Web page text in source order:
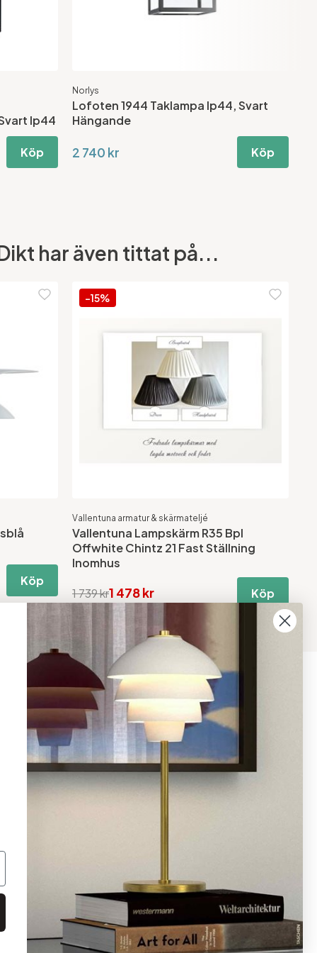
Ip44
Köp
Norlys
Lofoten 1944 Taklampa Ip44, Svart
Hängande
2 740 kr Köp
har även tittat på...
Köp
-15%
Vallentuna armatur & skärmateljé
Vallentuna Lampskärm R35 Bpl
Offwhite Chintz 21 Fast Ställning
Inomhus
1 478 kr
1 739 kr Köp
08 - 654 29 00
info@ljusbutik.se
Fler kontaktuppgifter »
Adress:Kungsholmsgatan 6, 112 27
Stockholm